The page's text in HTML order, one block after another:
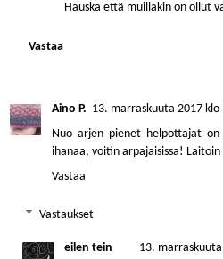
Hauska että muillakin on ollut
Vastaa
Aino P. 13. marraskuuta 2017 klo
Nuo arjen pienet helpottajat
ihanaa, voitin arpajaisissa!
Vastaa
Vastaukset
eilen tein
13.